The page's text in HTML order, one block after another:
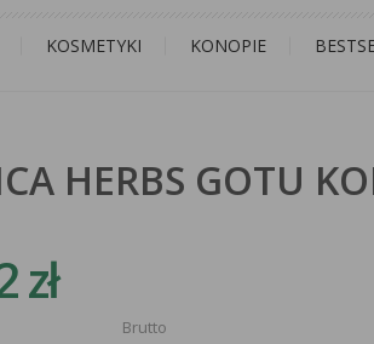
KOSMETYKI KONOPIE
HERBS GOTU
zł
Brutto